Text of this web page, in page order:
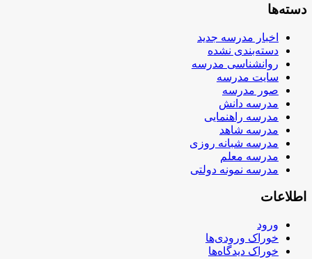
دسته‌ها
اخبار مدرسه جدید
دسته‌بندی نشده
روانشناسی مدرسه
سایت مدرسه
صور مدرسه
مدرسه دانش
مدرسه راهنمایی
مدرسه شاهد
مدرسه شبانه روزی
مدرسه معلم
مدرسه نمونه دولتی
اطلاعات
ورود
خوراک ورودی‌ها
خوراک دیدگاه‌ها